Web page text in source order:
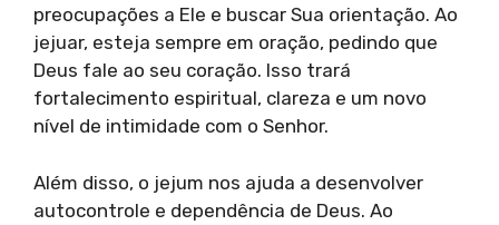
preocupações a Ele e buscar Sua orientação. Ao
jejuar, esteja sempre em oração, pedindo que
Deus fale ao seu coração. Isso trará
fortalecimento espiritual, clareza e um novo
nível de intimidade com o Senhor.
Além disso, o jejum nos ajuda a desenvolver
autocontrole e dependência de Deus. Ao